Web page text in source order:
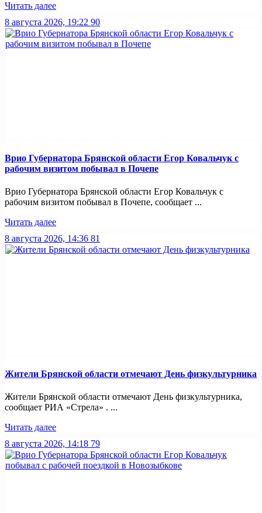
Читать далее
8 августа 2026, 19:22 90
Врио Губернатора Брянской области Егор Ковальчук с
рабочим визитом побывал в Почепе
Врио Губернатора Брянской области Егор Ковальчук с
рабочим визитом побывал в Почепе, сообщает ...
Читать далее
8 августа 2026, 14:36 81
Жители Брянской области отмечают День физкультурника
Жители Брянской области отмечают День физкультурника,
сообщает РИА «Стрела» . ...
Читать далее
8 августа 2026, 14:18 79